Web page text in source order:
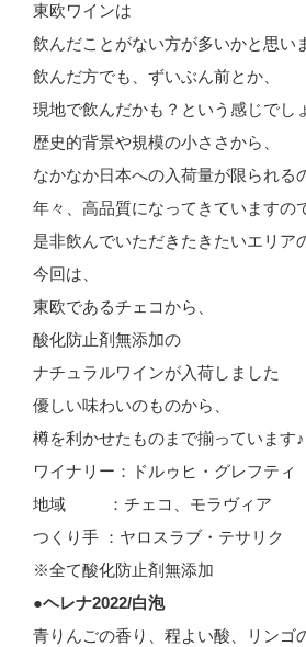
東欧ワインは
飲んだことがない方が多いかと思い
飲んだ方でも、ずいぶん前とか、
現地で飲んだかも？という感じでし
歴史的背景や規模の小ささから、
なかなか日本への入荷量が限られる
年々、高品質になってきていますの
是非飲んでいただきたきたいエリア
今回は、
東欧であるチェコから、
酸化防止剤無添加の
ナチュラルワインが入荷しました
優しい味わいのものから、
樽を利かせたものまで揃っています♪
ワイナリー：ドルゥヒ・グレフティ
地域 ：チェコ、モラヴィア
つくり手 ：ヤロスラブ・テサリク
※全て酸化防止剤無添加
●ヘレナ2022/白泡
青りんごの香り、程よい酸、リンゴ